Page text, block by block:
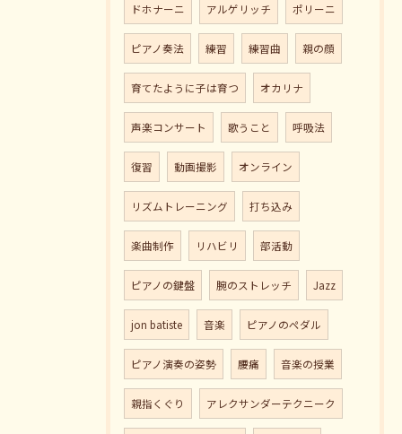
ドホナーニ アルゲリッチ ポリーニ
ピアノ奏法 練習 練習曲 親の顔
育てたように子は育つ オカリナ
声楽コンサート 歌うこと 呼吸法
復習 動画撮影 オンライン
リズムトレーニング 打ち込み
楽曲制作 リハビリ 部活動
ピアノの鍵盤 腕のストレッチ Jazz
jon batiste 音楽 ピアノのペダル
ピアノ演奏の姿勢 腰痛 音楽の授業
親指くぐり アレクサンダーテクニーク